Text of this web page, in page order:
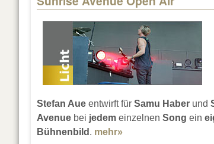
Stefan Aue entwirft für Samu Haber und
Avenue bei jedem einzelnen Song ein
Bühnenbild . mehr»